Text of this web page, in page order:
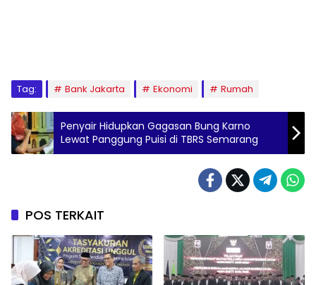
Tag: Bank Jakarta Ekonomi Rumah
Penyair Hidupkan Gagasan Bung Karno
Lewat Panggung Puisi di TBRS Semarang
POS TERKAIT